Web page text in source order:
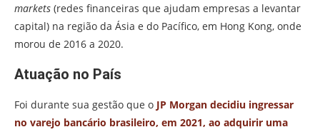
markets (redes financeiras que ajudam empresas a levantar
capital) na região da Ásia e do Pacífico, em Hong Kong, onde
morou de 2016 a 2020.
Atuação no País
Foi durante sua gestão que o JP Morgan decidiu ingressar
no varejo bancário brasileiro, em 2021, ao adquirir uma